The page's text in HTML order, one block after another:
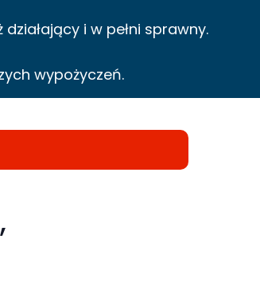
i w pełni sprawny.
wypożyczeń.